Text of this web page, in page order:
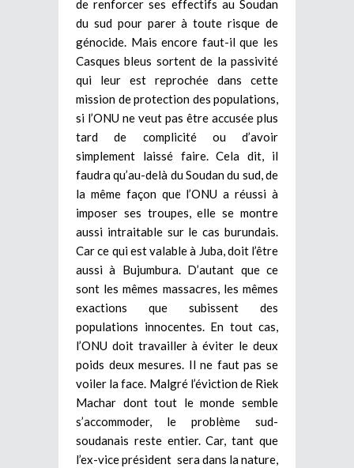
de renforcer ses effectifs au Soudan
du sud pour parer à toute risque de
génocide. Mais encore faut-il que les
Casques bleus sortent de la passivité
qui leur est reprochée dans cette
mission de protection des populations,
si l’ONU ne veut pas être accusée plus
tard de complicité ou d’avoir
simplement laissé faire.Cela dit, il
faudra qu’au-delà du Soudan du sud, de
la même façon que l’ONU a réussi à
imposer ses troupes, elle se montre
aussi intraitable sur le cas burundais.
Car ce qui est valable à Juba, doit l’être
aussi à Bujumbura. D’autant que ce
sont les mêmes massacres, les mêmes
exactions que subissent des
populations innocentes. En tout cas,
l’ONU doit travailler à éviter le deux
poids deux mesures. Il ne faut pas se
voiler la face. Malgré l’éviction de Riek
Machar dont tout le monde semble
s’accommoder, le problème sud-
soudanais reste entier. Car, tant que
l’ex-vice président sera dans la nature,